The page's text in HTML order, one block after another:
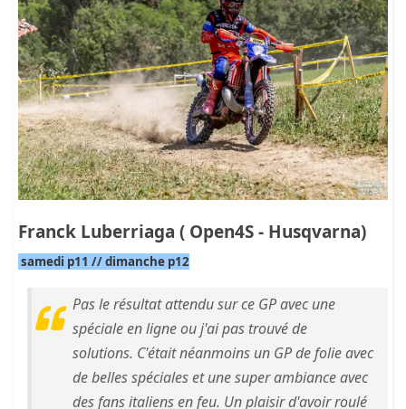
Franck Luberriaga ( Open4S - Husqvarna)
samedi p11 // dimanche p12
Pas le résultat attendu sur ce GP avec une
spéciale en ligne ou j'ai pas trouvé de
solutions. C'était néanmoins un GP de folie avec
de belles spéciales et une super ambiance avec
des fans italiens en feu. Un plaisir d'avoir roulé